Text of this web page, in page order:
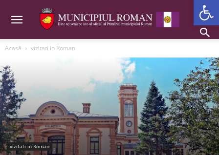
Acasă vizitati in Roman
vizitati in Roman